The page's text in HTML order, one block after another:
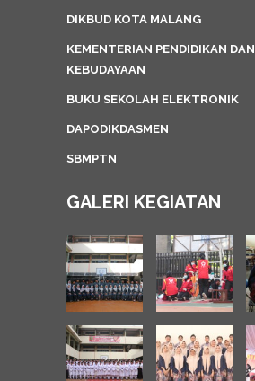
DIKBUD KOTA MALANG
KEMENTERIAN PENDIDIKAN DAN
KEBUDAYAAN
BUKU SEKOLAH ELEKTRONIK
DAPODIKDASMEN
SBMPTN
GALERI KEGIATAN